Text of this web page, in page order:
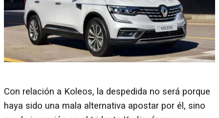
Con relación a Koleos, la despedida no será porque
haya sido una mala alternativa apostar por él, sino